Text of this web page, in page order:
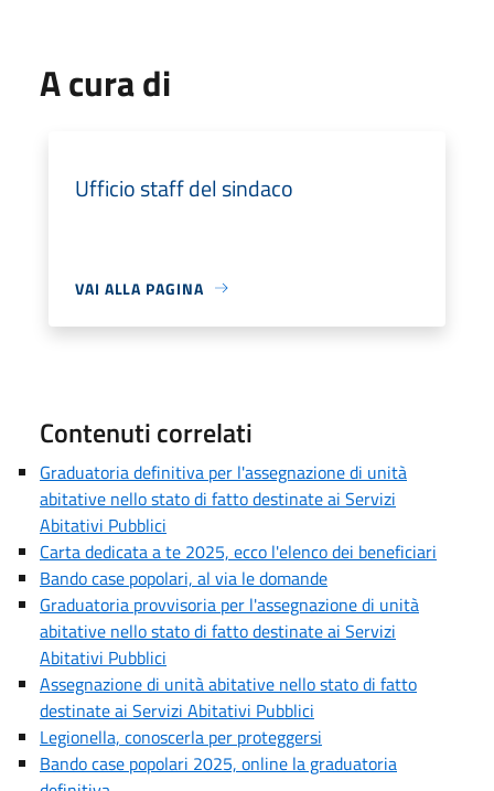
A cura di
Ufficio staff del sindaco
VAI ALLA PAGINA
Contenuti correlati
Graduatoria definitiva per l'assegnazione di unità
abitative nello stato di fatto destinate ai Servizi
Abitativi Pubblici
Carta dedicata a te 2025, ecco l'elenco dei beneficiari
Bando case popolari, al via le domande
Graduatoria provvisoria per l'assegnazione di unità
abitative nello stato di fatto destinate ai Servizi
Abitativi Pubblici
Assegnazione di unità abitative nello stato di fatto
destinate ai Servizi Abitativi Pubblici
Legionella, conoscerla per proteggersi
Bando case popolari 2025, online la graduatoria